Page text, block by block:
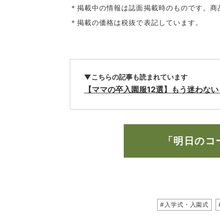
＊掲載中の情報は誌面掲載時のものです。
＊掲載の価格は税抜で表記しています。
▼こちらの記事も読まれています
【ママの卒入園服12選】もう迷わな
「明日の
#入学式・入園式